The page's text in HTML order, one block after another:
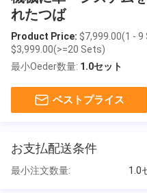
れたつば
Product Price: $7,999.00(1 -
$3,999.00(>=20 Sets)
最小Oeder数量: 1.0セット
ベストプライス
お支払配送条件
最小注文数量: 1.0